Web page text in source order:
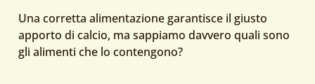
Una corretta alimentazione garantisce il giusto
apporto di calcio, ma sappiamo davvero quali sono
gli alimenti che lo contengono?